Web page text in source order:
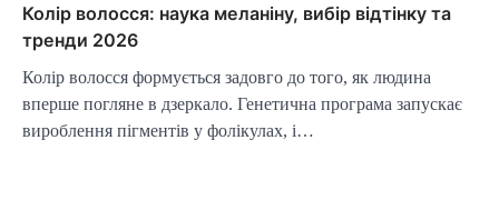
Колір волосся: наука меланіну, вибір відтінку та
тренди 2026
Колір волосся формується задовго до того, як людина
вперше погляне в дзеркало. Генетична програма запускає
вироблення пігментів у фолікулах, і…